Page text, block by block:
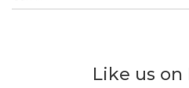
a
Like us on